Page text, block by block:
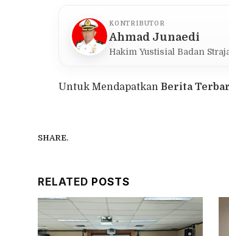
KONTRIBUTOR
Ahmad Junaedi
Hakim Yustisial Badan
Untuk MendapatkanBerita
SHARE.
RELATED POSTS